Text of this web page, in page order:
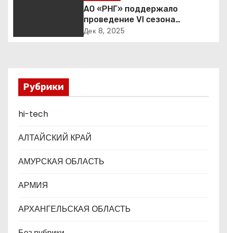
и
с
я
м
АО «РНГ» поддержало
проведение VI сезона
международной детско-
Дек 8, 2025
Рубрики
hi-tech
АЛТАЙСКИЙ КРАЙ
АМУРСКАЯ ОБЛАСТЬ
АРМИЯ
АРХАНГЕЛЬСКАЯ ОБЛАСТЬ